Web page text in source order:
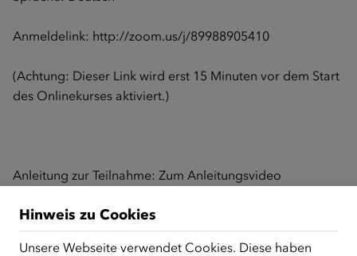
Anmeldelink: http://zoom.us/j/89988905410
(Achtung: Dieser Link wird erst 15 Minuten vor dem Start
des Onlinekurses aktiviert.)
Anleitung zur Teilnahme: Zum Anleitungsvideo
Zurück zur Übersicht
Hinweis zu Cookies
Unsere Webseite verwendet Cookies. Diese haben